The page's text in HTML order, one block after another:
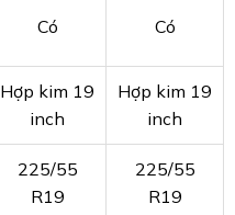
Có Có
Hợp kim 19
inch
Hợp kim 19
inch
225/55
R19
225/55
R19